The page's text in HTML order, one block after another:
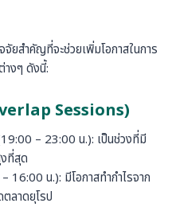
จัยสำคัญที่จะช่วยเพิ่มโอกาสในการ
างๆ ดังนี้:
Sessions)
– 23:00 น.): เป็นช่วงที่มี
ที่สุด
น.): มีโอกาสทำกำไรจาก
ลาดยุโรป